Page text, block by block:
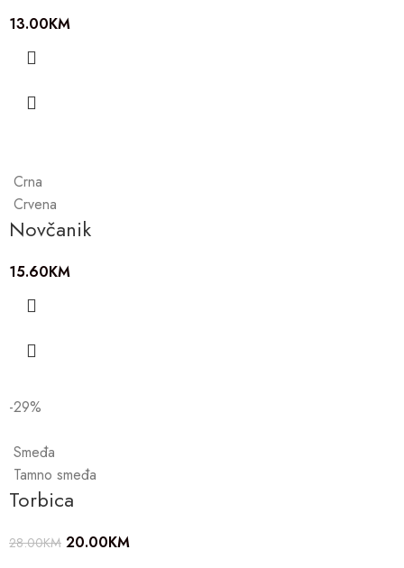
13.00KM
Crna
Crvena
Novčanik
15.60KM
-29%
Smeđa
Tamno smeđa
Torbica
28.00KM 20.00KM